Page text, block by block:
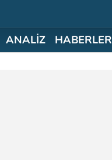
ANALİZ HABERLER